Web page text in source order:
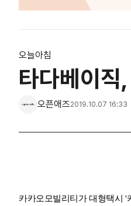
오늘아침
타다베이직
오픈애즈2019.10.07 16:33
카카오모빌리티가 대형택시 '